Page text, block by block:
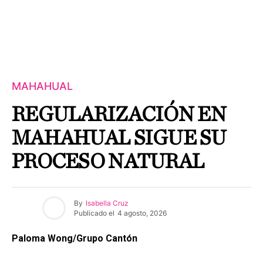
MAHAHUAL
REGULARIZACIÓN EN
MAHAHUAL SIGUE SU
PROCESO NATURAL
By Isabella Cruz
Publicado el 4 agosto, 2026
Paloma Wong/Grupo Cantón